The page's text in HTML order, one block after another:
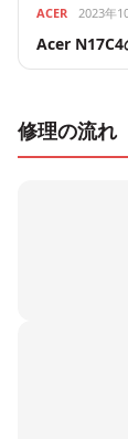
ACER 2023年
Acer N17C4
修理の流れ